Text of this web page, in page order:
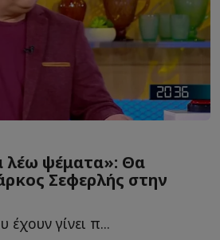
λέω ψέματα»: Θα
Σεφερλής στην
γίνει π...